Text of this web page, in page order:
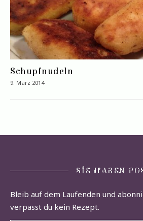
Schupfnudeln
9. März 2014
SIE HABEN
Bleib auf dem Laufenden und
verpasst du kein Rezept.